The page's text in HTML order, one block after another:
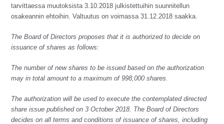
tarvittaessa muutoksista 3.10.2018 julkistettuihin suunnitellun
osakeannin ehtoihin. Valtuutus on voimassa 31.12.2018 saakka.
The Board of Directors proposes that it is authorized to decide on
issuance of shares as follows:
The number of new shares to be issued based on the authorization
may in total amount to a maximum of 998,000 shares.
The authorization will be used to execute the contemplated directed
share issue published on 3 October 2018. The Board of Directors
decides on all terms and conditions of issuance of shares, including